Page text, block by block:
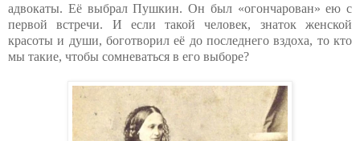
адвокаты. Её выбрал Пушкин. Он был «огончарован» ею с
первой встречи. И если такой человек, знаток женской
красоты и души, боготворил её до последнего вздоха, то кто
мы такие, чтобы сомневаться в его выборе?